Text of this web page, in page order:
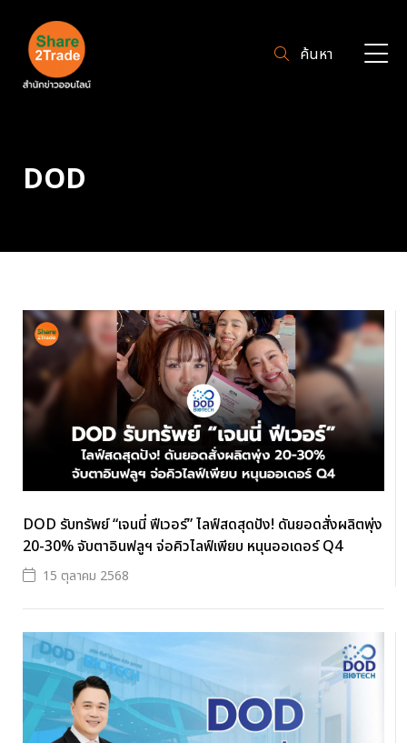
ค้นหา
DOD
DOD รับทรัพย์ “เจนนี่ ฟีเวอร์” ไลฟ์สดสุดปัง! ดันยอดสั่งผลิตพุ่ง
20-30% จับตาอินฟลูฯ จ่อคิวไลฟ์เพียบ หนุนออเดอร์ Q4
15 ตุลาคม 2568